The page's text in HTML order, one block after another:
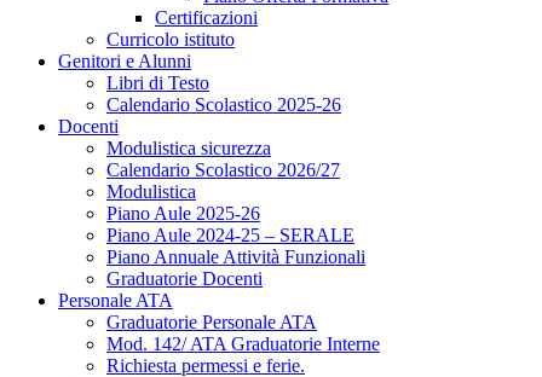
Certificazioni
Curricolo istituto
Genitori e Alunni
Libri di Testo
Calendario Scolastico 2025-26
Docenti
Modulistica sicurezza
Calendario Scolastico 2026/27
Modulistica
Piano Aule 2025-26
Piano Aule 2024-25 – SERALE
Piano Annuale Attività Funzionali
Graduatorie Docenti
Personale ATA
Graduatorie Personale ATA
Mod. 142/ ATA Graduatorie Interne
Richiesta permessi e ferie.